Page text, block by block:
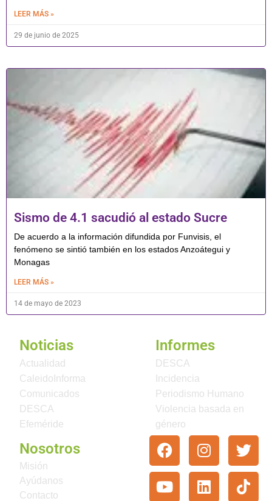
LEER MÁS »
29 de junio de 2025
Sismo de 4.1 sacudió al estado Sucre
De acuerdo a la información difundida por Funvisis, el
fenómeno se sintió también en los estados Anzoátegui y
Monagas
LEER MÁS »
14 de mayo de 2023
Noticias
Actualidad
CaleidoInforma
Comunicados
DESCA
Efeméride
Informes
DESCA
Incidencia
Periodismo Humano
Violencia basada en
género
Nosotros
Misión
Ayúdanos
Contacto